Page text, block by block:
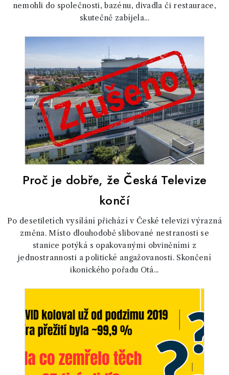
nemohli do společnosti, bazénu, divadla či restaurace,
skutečně zabíjela...
Proč je dobře, že Česká Televize
končí
Po desetiletích vysílání přichází v České televizi výrazná
změna. Místo dlouhodobě slibované nestranosti se
stanice potýká s opakovanými obviněními z
jednostrannosti a politické angažovanosti. Skončení
ikonického pořadu Otá...